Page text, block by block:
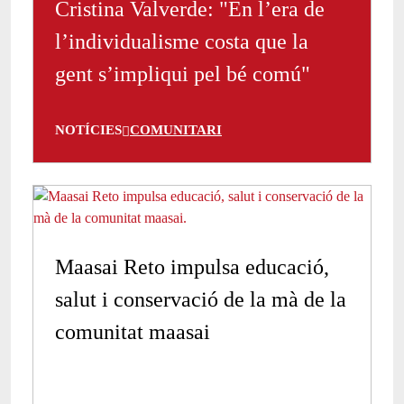
Cristina Valverde: "En l’era de
l’individualisme costa que la
gent s’impliqui pel bé comú"
NOTÍCIES COMUNITARI
Maasai Reto impulsa educació,
salut i conservació de la mà de la
comunitat maasai